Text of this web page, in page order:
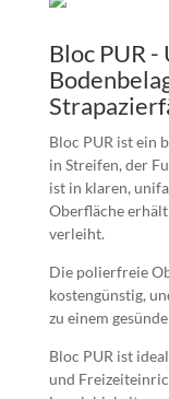
Bloc PUR
Bloc PUR ist ein
in Streifen, der
ist in klaren,
Oberfläche
verleiht.
Die polierfreie
kostengünstig,
zu einem
Bloc PUR ist
und